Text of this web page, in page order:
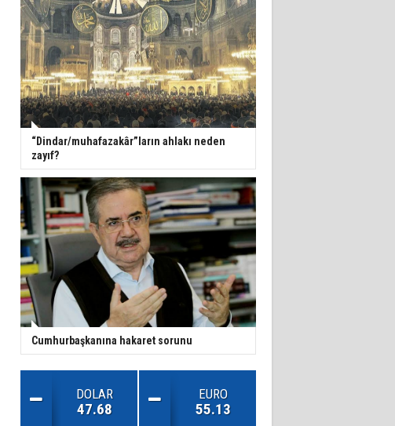
“Dindar/muhafazakâr”ların ahlakı neden
zayıf?
Cumhurbaşkanına hakaret sorunu
DOLAR
47.68
EURO
55.13